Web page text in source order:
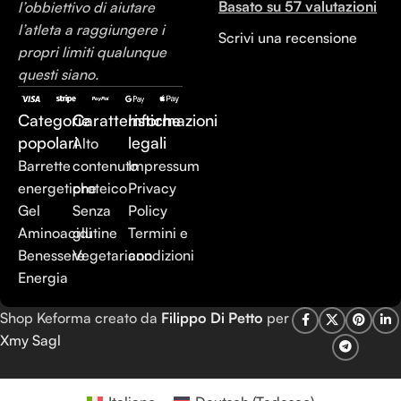
l’obbiettivo di aiutare
l’atleta a raggiungere i
propri limiti qualunque
questi siano.
Categorie
popolari
Barrette
energetiche
Gel
Aminoacidi
Benessere
Energia
Caratteristiche
Alto
contenuto
proteico
Senza
glutine
Vegetariano
Informazioni
legali
Impressum
Privacy
Policy
Termini e
condizioni
Basato su 57 valutazioni
Scrivi una recensione
Shop Keforma creato da Filippo Di Petto per
Xmy Sagl